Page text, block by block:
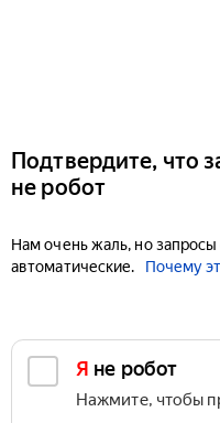
Подтвердите, что
не робот
Нам очень жаль, но
автоматические.
Почему
Я не робот
Нажмите, чтобы